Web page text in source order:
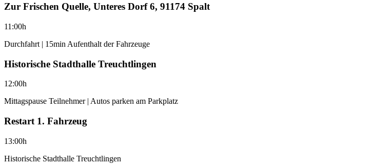
Zur Frischen Quelle, Unteres Dorf 6, 91174 Spalt
11:00h
Durchfahrt | 15min Aufenthalt der Fahrzeuge
Historische Stadthalle Treuchtlingen
12:00h
Mittagspause Teilnehmer | Autos parken am Parkplatz
Restart 1. Fahrzeug
13:00h
Historische Stadthalle Treuchtlingen